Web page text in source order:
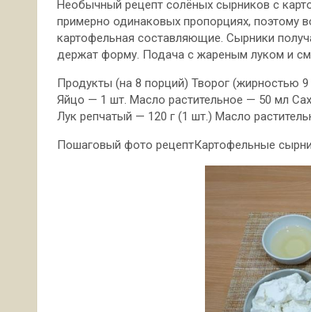
Необычный рецепт солёных сырников с
примерно одинаковых пропорциях, поэтому
картофельная составляющие. Сырники
держат форму. Подача с жареным луком и
Продукты (на 8 порций) Творог (жирностью
Яйцо — 1 шт. Масло растительное — 50 мл
Лук репчатый — 120 г (1 шт.) Масло
Пошаговый фото рецептКартофельные